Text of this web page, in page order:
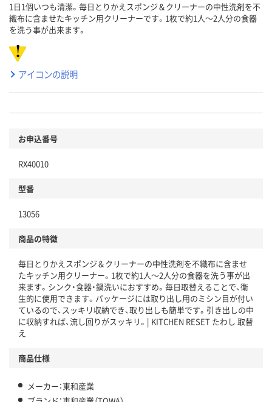
1日1個いつも清潔。毎日とりかえスポンジ＆クリーナーの中性洗剤を不
織布に含ませたキッチン用クリーナーです。1枚で約1人～2人分の食器
を洗う事が出来ます。
アイコンの説明
お申込番号
RX40010
型番
13056
商品の特徴
毎日とりかえスポンジ＆クリーナーの中性洗剤を不織布に含ませ
たキッチン用クリーナー。1枚で約1人～2人分の食器を洗う事が出
来ます。シンク・食器・鍋洗いにおすすめ。毎日取替えることで、衛
生的に使用できます。パッケージには取り出し用のミシン目が付い
ているので、スッキリ収納でき、取り出しも簡単です。引き出しの中
に収納すれば、流し回りがスッキリ。| KITCHEN RESET たわし 取替
え
商品仕様
メーカー：東和産業